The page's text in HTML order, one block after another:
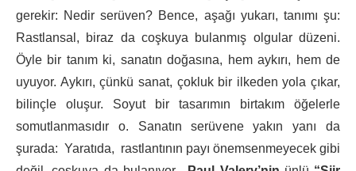
gerekir: Nedir serüven? Bence, aşağı yukarı, tanımı şu:
Rastlansal, biraz da coşkuya bulanmış olgular düzeni.
Öyle bir tanım ki, sanatın doğasına, hem aykırı, hem de
uyuyor. Aykırı, çünkü sanat, çokluk bir ilkeden yola çıkar,
bilinçle oluşur. Soyut bir tasarımın birtakım öğelerle
somutlanmasıdır o. Sanatın serüvene yakın yanı da
şurada: Yaratıda, rastlantının payı önemsenmeyecek gibi